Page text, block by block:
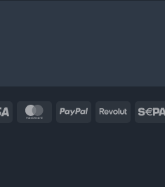
Visa MasterCardPayPal Revolut